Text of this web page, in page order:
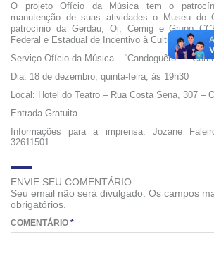
O projeto Ofício da Música tem o
manutenção de suas atividades o Museu do
patrocínio da Gerdau, Oi, Cemig e Grupo
Federal e Estadual de Incentivo à Cultura e com
Serviço Ofício da Música – “Candoguêro –
Dia: 18 de dezembro, quinta-feira, às 19h30
Local: Hotel do Teatro – Rua Costa Sena, 307 –
Entrada Gratuita
Informações para a imprensa: Jozane
32611501
ENVIE SEU COMENTÁRIO
Seu email não será divulgado. Os campos
obrigatórios.
COMENTÁRIO *